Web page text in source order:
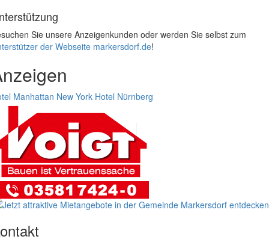
Sie unsere Anzeigenkunden oder werden Sie selbst zum
der Webseite markersdorf.de!
Manhattan New York Hotel Nürnberg